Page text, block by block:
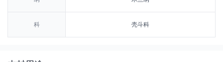
科 壳斗科